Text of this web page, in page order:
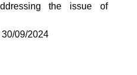
the issue of
09/2024